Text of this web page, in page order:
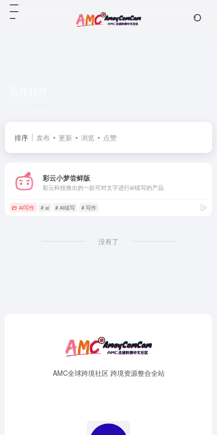
排序 发布 更新 浏览 点赞
彩云小梦尝鲜版
彩云科技推出的一款可对文字进行ai续写的产品
AI写作 # ai # AI续写 # 写作
没有了
AMC全球跨境社区 跨境资源整合全站